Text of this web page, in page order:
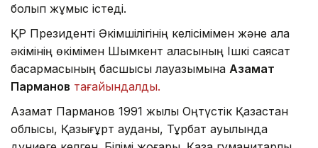
болып жұмыс істеді.
ҚР Президенті Әкімшілігінің келісімімен және қала
әкімінің өкімімен Шымкент қаласының Ішкі саясат
басқармасының басшысы лауазымына Азамат
Парманов тағайындалды.
Азамат Парманов 1991 жылы Оңтүстік Қазақстан
облысы, Қазығұрт ауданы, Тұрбат ауылында